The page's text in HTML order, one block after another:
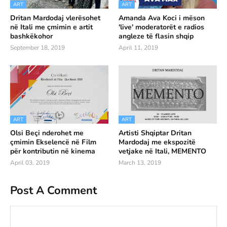
ART
Dritan Mardodaj vlerësohet
në Itali me çmimin e artit
bashkëkohor
September 18, 2019
ART
Amanda Ava Koci i mëson
'live' moderatorët e radios
angleze të flasin shqip
April 11, 2019
ART
Olsi Beçi nderohet me
çmimin Ekselencë në Film
për kontributin në kinema
April 03, 2019
ART
Artisti Shqiptar Dritan
Mardodaj me ekspozitë
vetjake në Itali, MEMENTO
March 13, 2019
Post A Comment